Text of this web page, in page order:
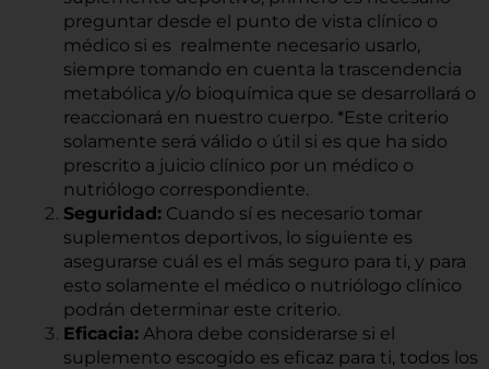
preguntar desde el punto de vista clínico o
médico si es realmente necesario usarlo,
siempre tomando en cuenta la trascendencia
metabólica y/o bioquímica que se desarrollará o
reaccionará en nuestro cuerpo. *Este criterio
solamente será válido o útil si es que ha sido
prescrito a juicio clínico por un médico o
nutriólogo correspondiente.
Seguridad: Cuando sí es necesario tomar
suplementos deportivos, lo siguiente es
asegurarse cuál es el más seguro para ti, y para
esto solamente el médico o nutriólogo clínico
podrán determinar este criterio.
Eficacia: Ahora debe considerarse si el
suplemento escogido es eficaz para ti, todos los